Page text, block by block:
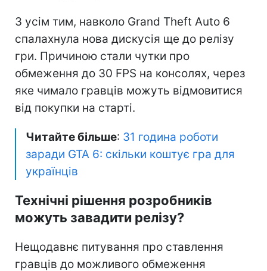
З усім тим, навколо Grand Theft Auto 6
спалахнула нова дискусія ще до релізу
гри. Причиною стали чутки про
обмеження до 30 FPS на консолях, через
яке чимало гравців можуть відмовитися
від покупки на старті.
Читайте більше: 31 година роботи
заради GTA 6: скільки коштує гра для
українців
Технічні рішення розробників
можуть завадити релізу?
Нещодавнє питування про ставлення
гравців до можливого обмеження